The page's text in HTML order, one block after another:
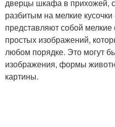
дверцы шкафа в прихожей,
разбитым на мелкие
представляют собой
простых изображений,
любом порядке. Это могут
изображения, формы
картины.